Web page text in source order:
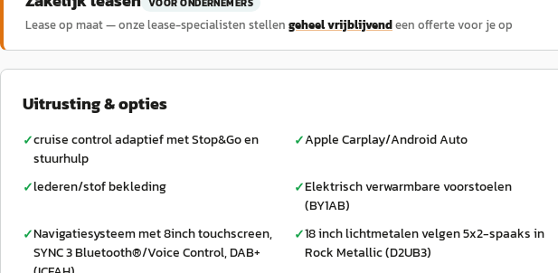
Lease op maat — onze lease-specialisten stellen geheel vrijblijvendeen offerte voor je op
Uitrusting & opties
✓cruise control adaptief met Stop&Go en
stuurhulp
✓Apple Carplay/Android Auto
✓lederen/stof bekleding ✓Elektrisch verwarmbare voorstoelen
(BY1AB)
✓Navigatiesysteem met 8inch touchscreen,
SYNC 3 Bluetooth®/Voice Control, DAB+
✓18 inch lichtmetalen velgen 5x2-spaaks in
Rock Metallic (D2UB3)